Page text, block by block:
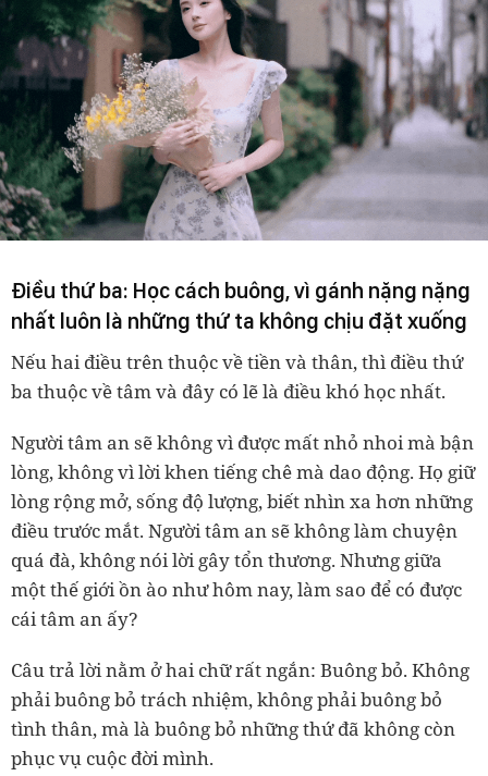
Điều thứ ba: Học cách buông, vì gánh nặng nặng
nhất luôn là những thứ ta không chịu đặt xuống
Nếu hai điều trên thuộc về tiền và thân, thì điều thứ
ba thuộc về tâm và đây có lẽ là điều khó học nhất.
Người tâm an sẽ không vì được mất nhỏ nhoi mà bận
lòng, không vì lời khen tiếng chê mà dao động. Họ giữ
lòng rộng mở, sống độ lượng, biết nhìn xa hơn những
điều trước mắt. Người tâm an sẽ không làm chuyện
quá đà, không nói lời gây tổn thương. Nhưng giữa
một thế giới ồn ào như hôm nay, làm sao để có được
cái tâm an ấy?
Câu trả lời nằm ở hai chữ rất ngắn: Buông bỏ. Không
phải buông bỏ trách nhiệm, không phải buông bỏ
tình thân, mà là buông bỏ những thứ đã không còn
phục vụ cuộc đời mình.